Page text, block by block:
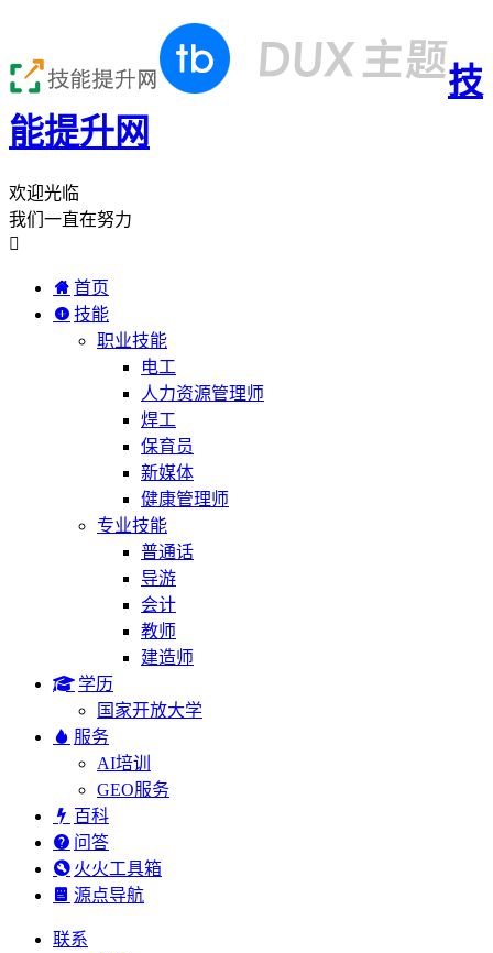
技
能提升网
欢迎光临
我们一直在努力

首页
技能
职业技能
电工
人力资源管理师
焊工
保育员
新媒体
健康管理师
专业技能
普通话
导游
会计
教师
建造师
学历
国家开放大学
服务
AI培训
GEO服务
百科
问答
火火工具箱
源点导航
联系